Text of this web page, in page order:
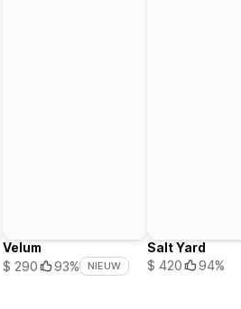
Velum
$ 290
93% NIEUW
Salt Yard
$ 420
94%